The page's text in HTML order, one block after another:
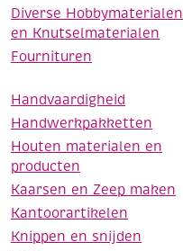
Diverse Hobbymaterialen
en Knutselmaterialen
Fournituren
Handvaardigheid
Handwerkpakketten
Houten materialen en
producten
Kaarsen en Zeep maken
Kantoorartikelen
Knippen en snijden